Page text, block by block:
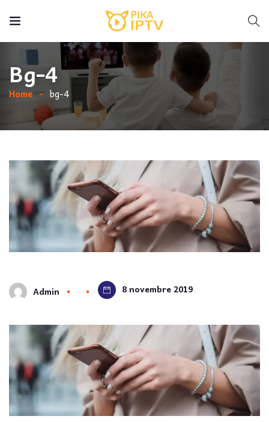
Bg-4
Home bg-4
Admin 8 novembre 2019